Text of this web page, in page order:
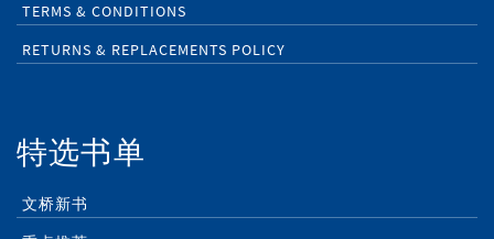
TERMS & CONDITIONS
RETURNS & REPLACEMENTS POLICY
特选书单
文桥新书